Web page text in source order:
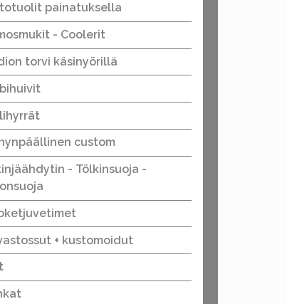
painatuksella
- Coolerit
torvi käsinyörillä
custom
- Tölkinsuoja -
+ kustomoidut